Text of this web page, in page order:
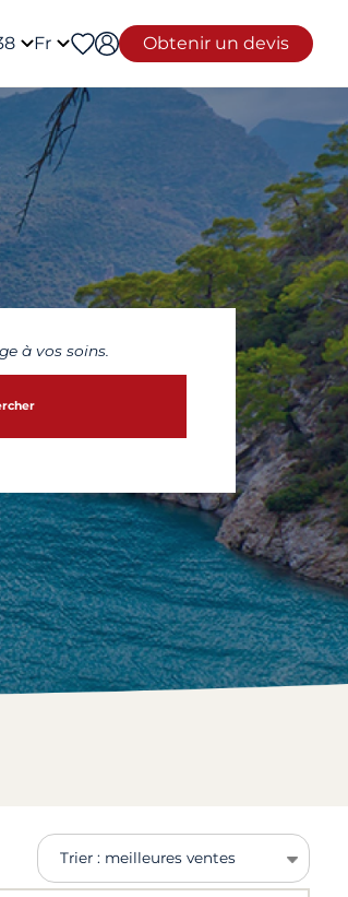
Fr Obtenir un devis
à vos soins.
Trier : meilleures ventes